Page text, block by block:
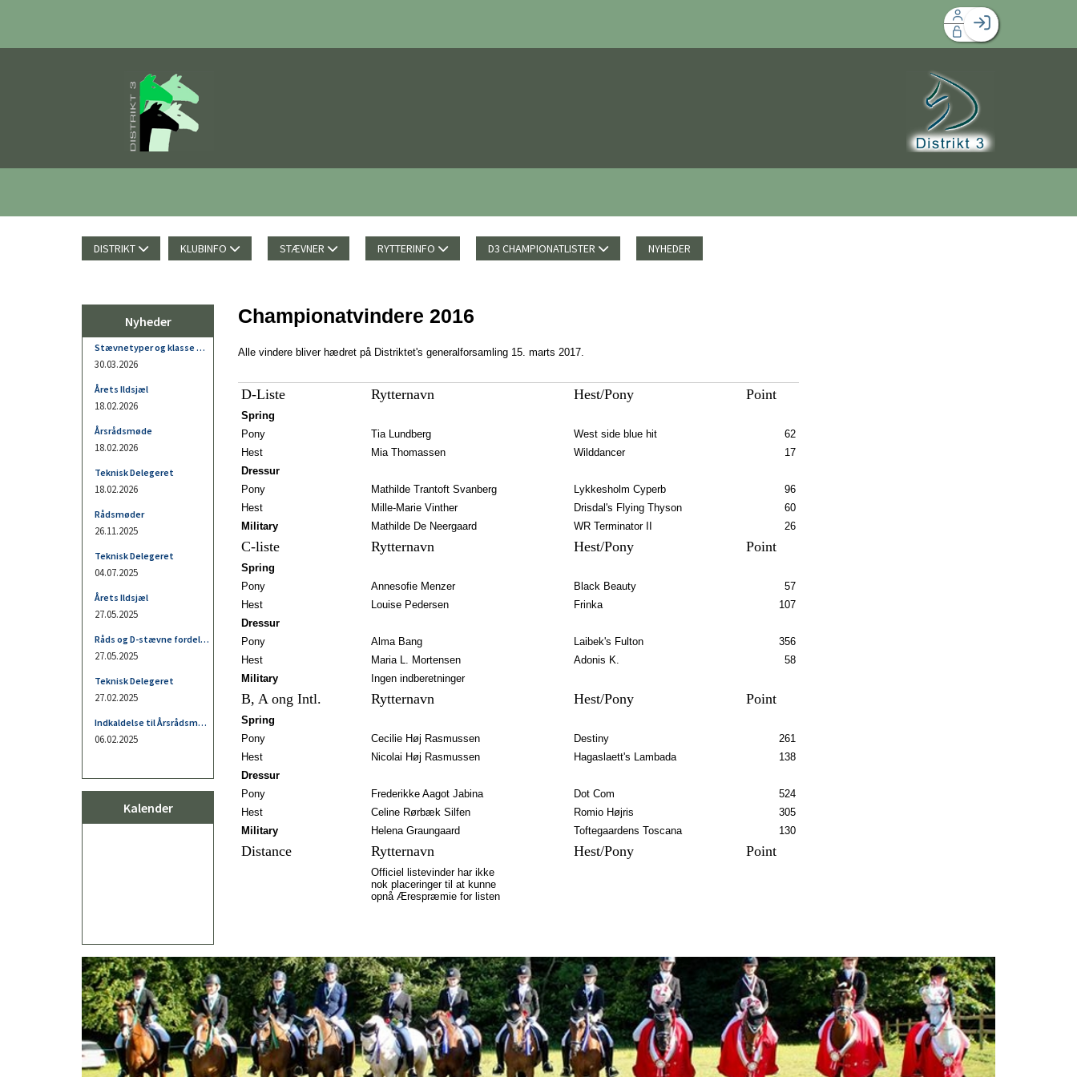
Facebook login
DISTRIKT KLUBINFO STÆVNER RYTTERINFO D3 CHAMPIONATLISTER NYHEDER
Nyheder
Kalender
Championatvindere 2016
Primære faneblade
Alle vindere bliver hædret på Distriktet's generalforsamling 15. marts 2017.
D-Liste Rytternavn Hest/Pony Point
Spring
Pony
Tia Lundberg West side blue hit
62
Hest
Mia Thomassen Wilddancer
17
Dressur
Pony
Mathilde Trantoft Svanberg Lykkesholm Cyperb
96
Hest
Mille-Marie Vinther Drisdal's Flying Thyson
60
Military
Mathilde De Neergaard WR Terminator II 26
C-liste Rytternavn Hest/Pony Point
Spring
Pony
Annesofie Menzer Black Beauty
57
Hest
Louise Pedersen Frinka
107
Dressur
Pony
Alma Bang Laibek's Fulton
356
Hest
Maria L. Mortensen Adonis K.
58
Military
Ingen indberetninger
B, A ong Intl. Rytternavn Hest/Pony Point
Spring
Pony
Cecilie Høj Rasmussen Destiny
261
Hest
Nicolai Høj Rasmussen Hagaslaett's Lambada
138
Dressur
Pony
Frederikke Aagot Jabina Dot Com
524
Hest
Celine Rørbæk Silfen Romio Højris
305
Military
Helena Graungaard Toftegaardens Toscana 130
Distance Rytternavn Hest/Pony Point
Officiel listevinder har ikke
nok placeringer til at kunne
opnå Ærespræmie for listen